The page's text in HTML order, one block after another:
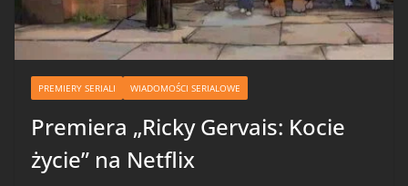
PREMIERY SERIALI WIADOMOŚCI SERIALOWE
Premiera „Ricky Gervais: Kocie
życie” na Netflix